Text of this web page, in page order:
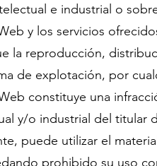
e industrial o
y los servicios
la reproducción,
de explotación, por
constituye una
y/o industrial del titular
puede utilizar el
prohibido su uso